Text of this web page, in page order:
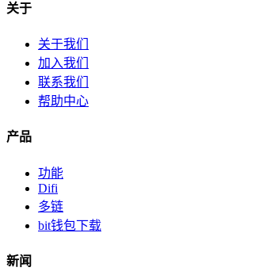
关于
关于我们
加入我们
联系我们
帮助中心
产品
功能
Difi
多链
bit钱包下载
新闻